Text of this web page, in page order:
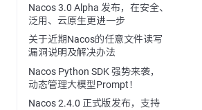
Nacos 3.0 Alpha 发布，在安全、
泛用、云原生更进一步
关于近期Nacos的任意文件读写
漏洞说明及解决办法
Nacos Python SDK 强势来袭，
动态管理大模型Prompt！
Nacos 2.4.0 正式版发布，支持